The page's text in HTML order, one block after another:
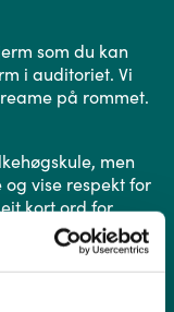
som du kan
i auditoriet. Vi
på rommet.
men
vise respekt for
kort ord for
verdisyn. Vi har
Ut over dette
som